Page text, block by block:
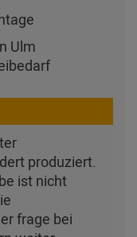
Ulm
produziert.
ist nicht
frage bei